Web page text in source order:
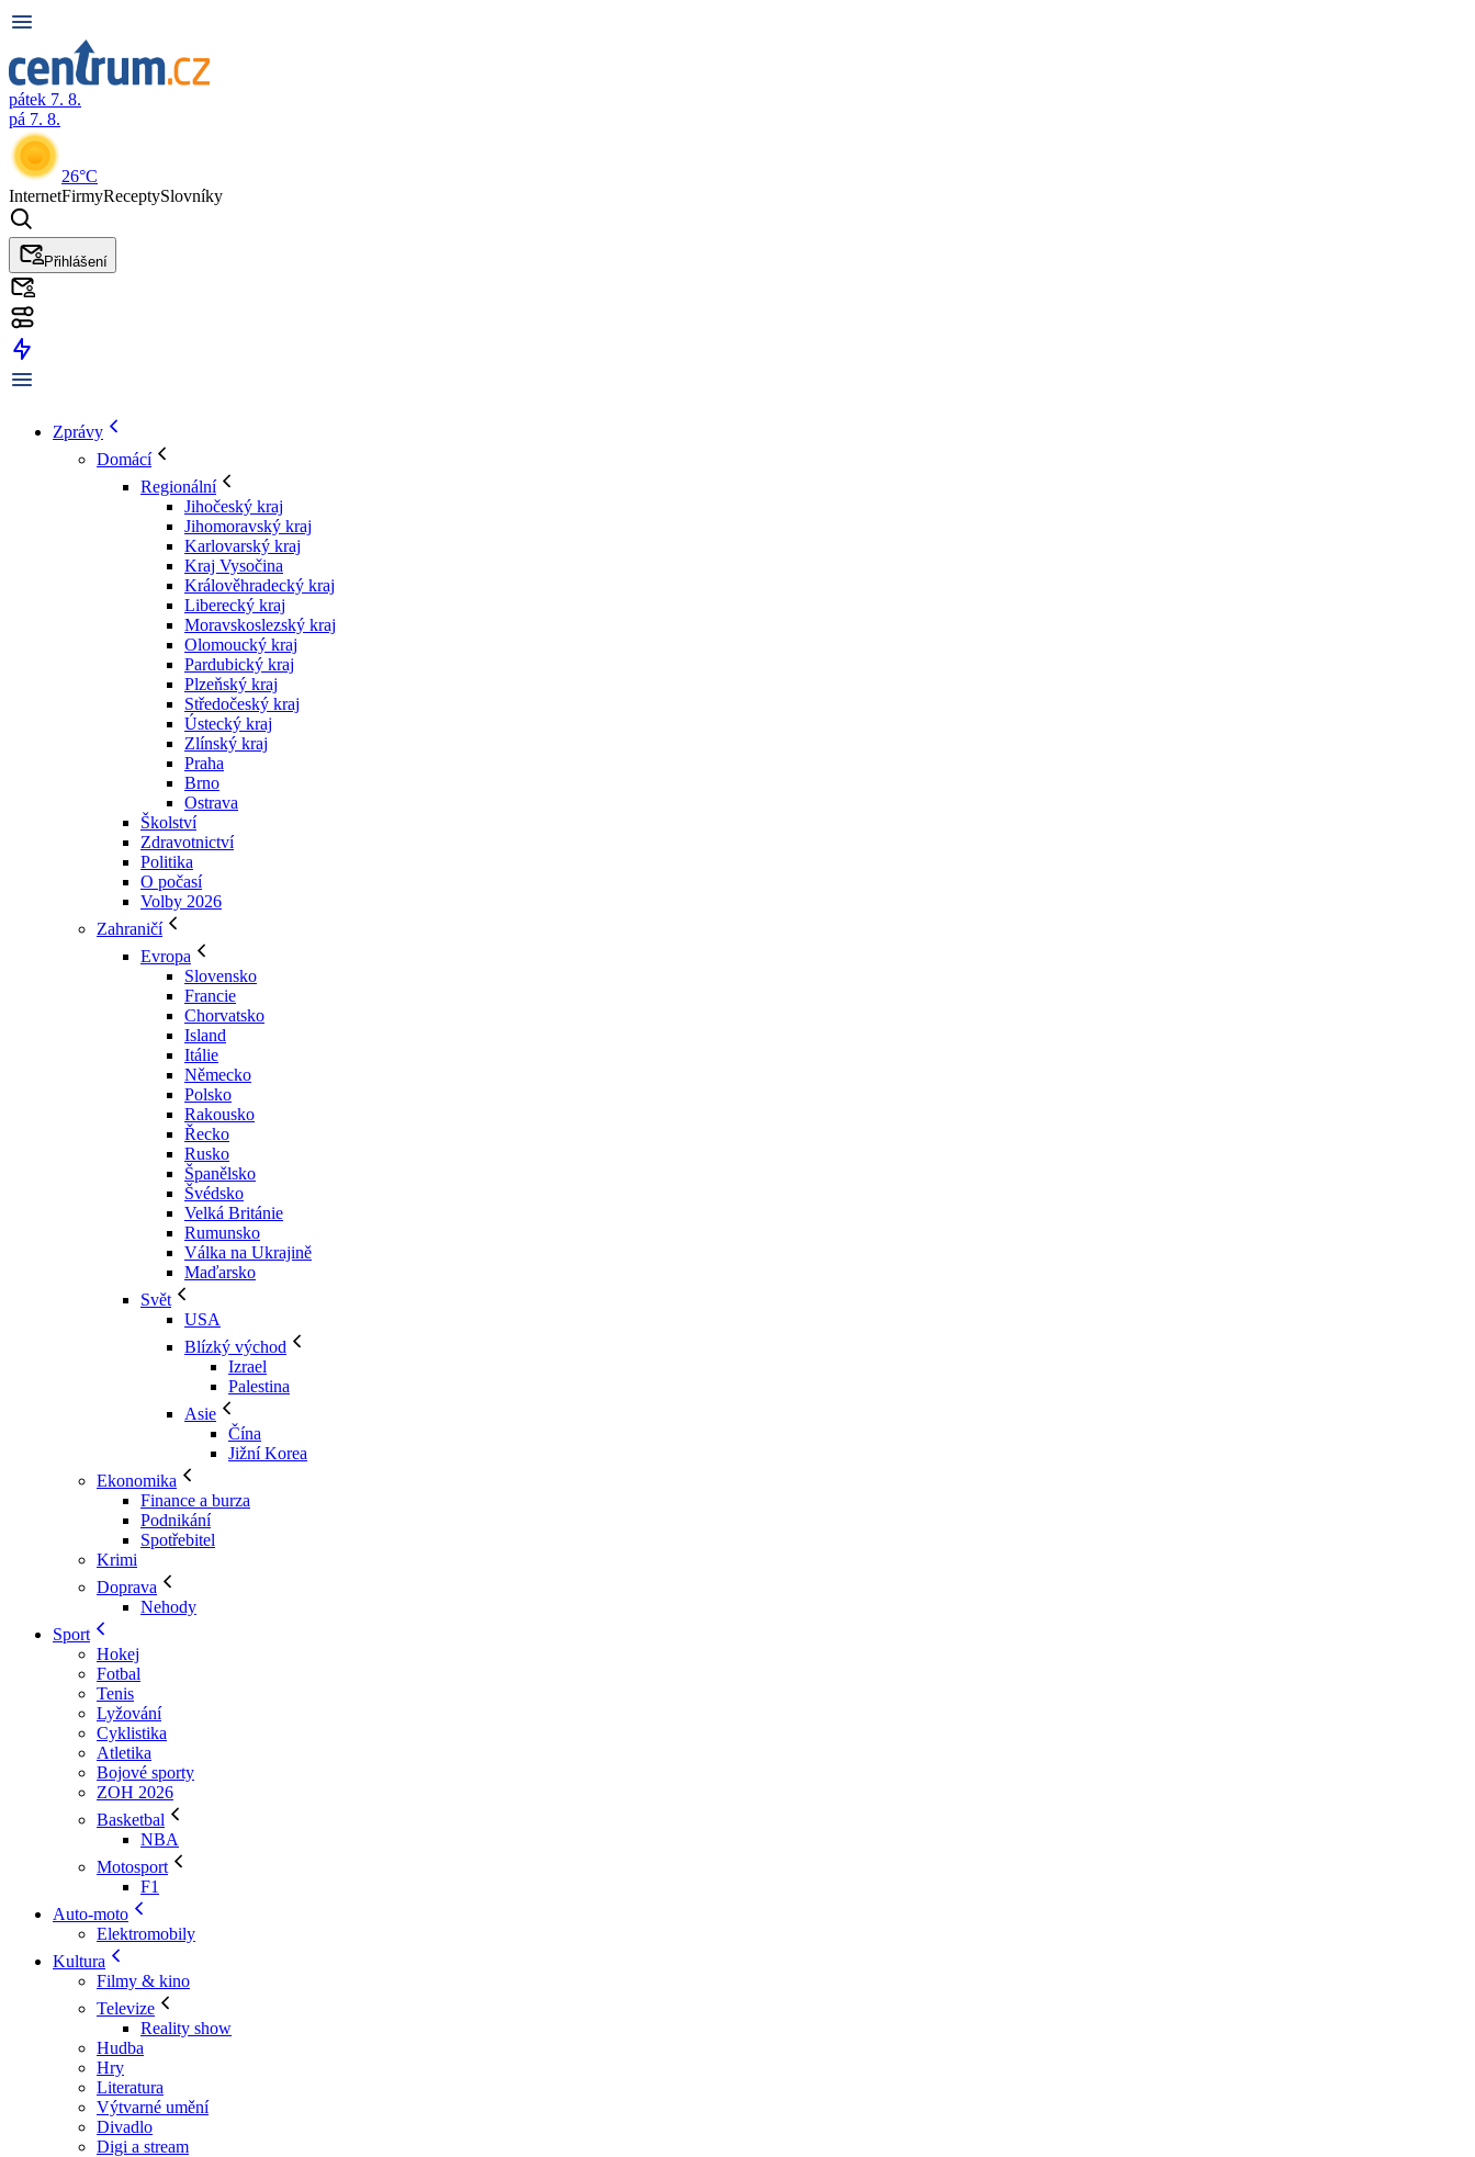
pátek 7. 8.
pá 7. 8.
26°C
InternetFirmyReceptySlovníky
Přihlášení
Zprávy
Domácí
Regionální
Jihočeský kraj
Jihomoravský kraj
Karlovarský kraj
Kraj Vysočina
Králověhradecký kraj
Liberecký kraj
Moravskoslezský kraj
Olomoucký kraj
Pardubický kraj
Plzeňský kraj
Středočeský kraj
Ústecký kraj
Zlínský kraj
Praha
Brno
Ostrava
Školství
Zdravotnictví
Politika
O počasí
Volby 2026
Zahraničí
Evropa
Slovensko
Francie
Chorvatsko
Island
Itálie
Německo
Polsko
Rakousko
Řecko
Rusko
Španělsko
Švédsko
Velká Británie
Rumunsko
Válka na Ukrajině
Maďarsko
Svět
USA
Blízký východ
Izrael
Palestina
Asie
Čína
Jižní Korea
Ekonomika
Finance a burza
Podnikání
Spotřebitel
Krimi
Doprava
Nehody
Sport
Hokej
Fotbal
Tenis
Lyžování
Cyklistika
Atletika
Bojové sporty
ZOH 2026
Basketbal
NBA
Motosport
F1
Auto-moto
Elektromobily
Kultura
Filmy & kino
Televize
Reality show
Hudba
Hry
Literatura
Výtvarné umění
Divadlo
Digi a stream